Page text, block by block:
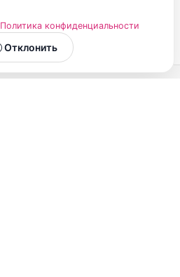
Политика конфиденциальности
Отклонить